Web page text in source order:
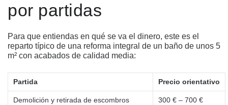
por partidas
Para que entiendas en qué se va el dinero, este es el
reparto típico de una reforma integral de un baño de unos 5
m² con acabados de calidad media:
Partida Precio orientativo
Demolición y retirada de escombros 300 € – 700 €